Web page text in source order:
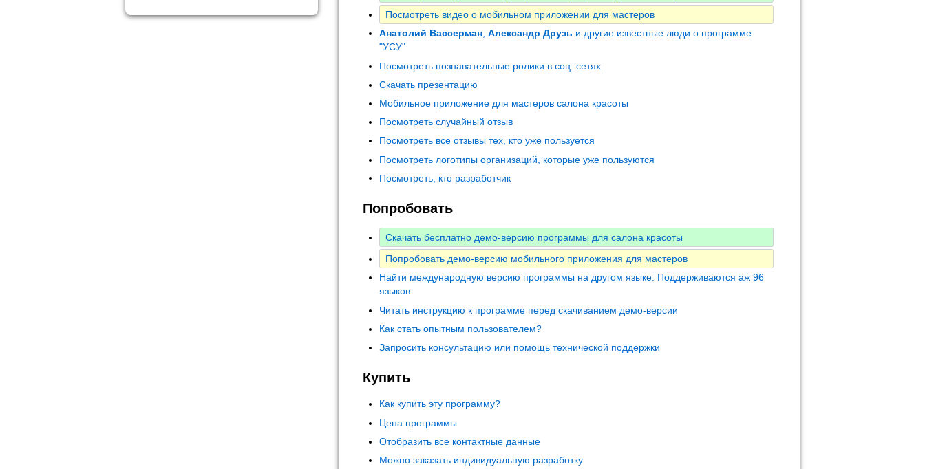
Посмотреть видео о мобильном приложении для мастеров
Анатолий Вассерман, Александр Друзь и другие известные люди о программе
"УСУ"
Посмотреть познавательные ролики в соц. сетях
Скачать презентацию
Мобильное приложение для мастеров салона красоты
Посмотреть случайный отзыв
Посмотреть все отзывы тех, кто уже пользуется
Посмотреть логотипы организаций, которые уже пользуются
Посмотреть, кто разработчик
Попробовать
Скачать бесплатно демо-версию программы для салона красоты
Попробовать демо-версию мобильного приложения для мастеров
Найти международную версию программы на другом языке. Поддерживаются аж 96
языков
Читать инструкцию к программе перед скачиванием демо-версии
Как стать опытным пользователем?
Запросить консультацию или помощь технической поддержки
Купить
Как купить эту программу?
Цена программы
Отобразить все контактные данные
Можно заказать индивидуальную разработку